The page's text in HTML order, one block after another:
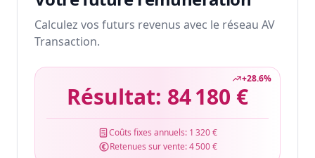
Calculez vos futurs revenus avec le réseau AV
Transaction.
+28.6%
Résultat: 84 180 €
Coûts fixes annuels: 1 320 €
Retenues sur vente:4 500 €